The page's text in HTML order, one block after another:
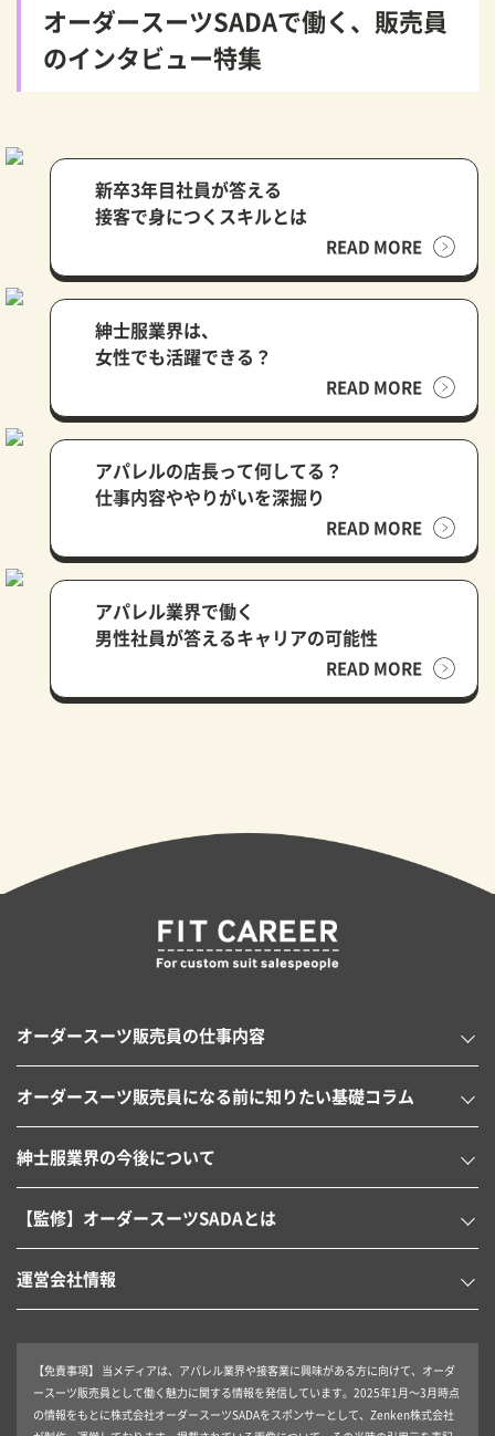
オーダースーツSADAで働く、販売員
のインタビュー特集
新卒3年目社員が答える
接客で身につくスキルとは
READ MORE
紳士服業界は、
女性でも活躍できる？
READ MORE
アパレルの店長って何してる？
仕事内容ややりがいを深掘り
READ MORE
アパレル業界で働く
男性社員が答えるキャリアの可能性
READ MORE
オーダースーツ販売員の仕事内容
オーダースーツ販売員になる前に知りたい基礎コラム
紳士服業界の今後について
【監修】オーダースーツSADAとは
運営会社情報
【免責事項】 当メディアは、アパレル業界や接客業に興味がある方に向けて、オーダ
ースーツ販売員として働く魅力に関する情報を発信しています。2025年1月～3月時点
の情報をもとに株式会社オーダースーツSADAをスポンサーとして、Zenken株式会社